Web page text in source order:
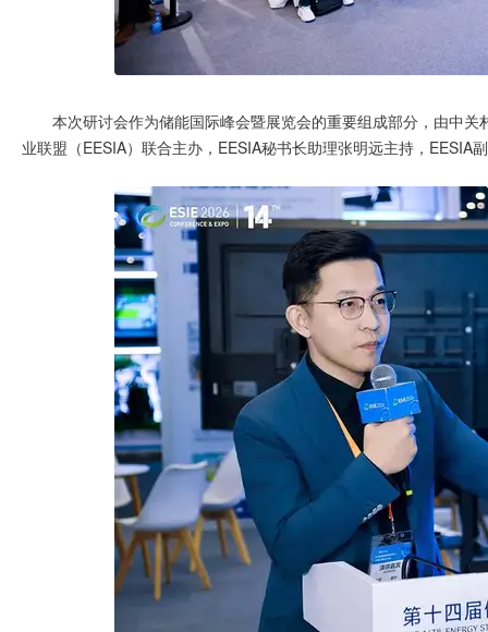
本次研讨会作为储能国际峰会暨展览会的重要组成部分，由中
业联盟（EESIA）联合主办，EESIA秘书长助理张明远主持，EESIA